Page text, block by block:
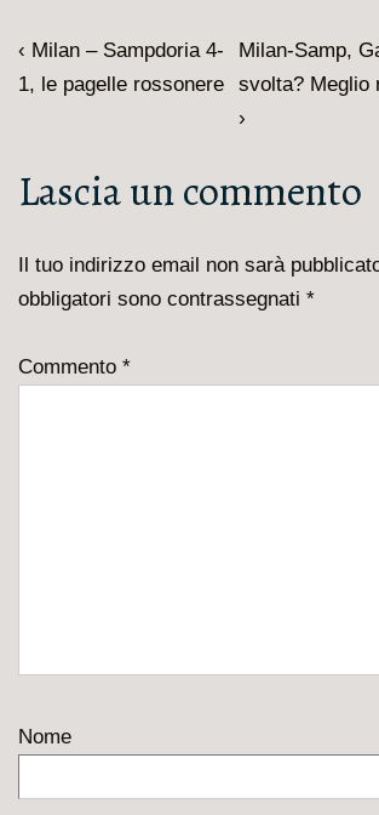
Navigazione
articoli
L'articolo
precedente
‹ Milan – Sampdoria 4-
1, le pagelle rossonere
Il
prossimo
articolo
Milan-Samp,
svolta? Meglio
›
Lascia un commento
Il tuo indirizzo email non sarà
obbligatori sono contrassegnati *
Commento *
Nome